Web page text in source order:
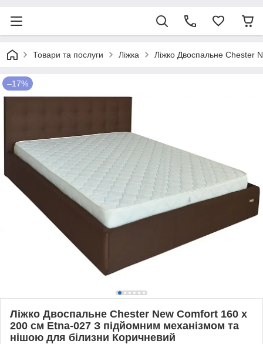
Товари та послуги Ліжка Ліжко Двоспальне Chester
–17%
Ліжко Двоспальне Chester New Comfort 160 х
200 см Etna-027 З підйомним механізмом та
нішою для білизни Коричневий